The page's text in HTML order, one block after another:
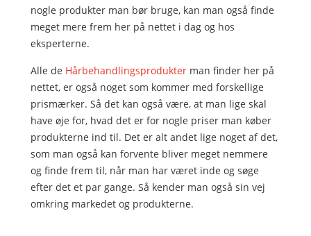
nogle produkter man bør bruge, kan man også finde
meget mere frem her på nettet i dag og hos
eksperterne.
Alle de Hårbehandlingsprodukter man finder her på
nettet, er også noget som kommer med forskellige
prismærker. Så det kan også være, at man lige skal
have øje for, hvad det er for nogle priser man køber
produkterne ind til. Det er alt andet lige noget af det,
som man også kan forvente bliver meget nemmere
og finde frem til, når man har været inde og søge
efter det et par gange. Så kender man også sin vej
omkring markedet og produkterne.